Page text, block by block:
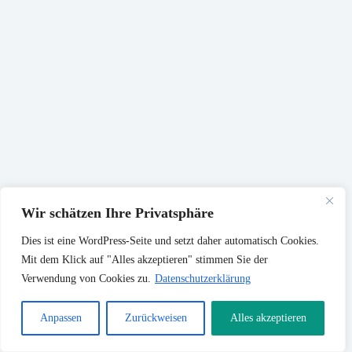
Wir schätzen Ihre Privatsphäre
Dies ist eine WordPress-Seite und setzt daher automatisch Cookies.
Mit dem Klick auf "Alles akzeptieren" stimmen Sie der
Verwendung von Cookies zu. Datenschutzerklärung
Anpassen Zurückweisen Alles akzeptieren